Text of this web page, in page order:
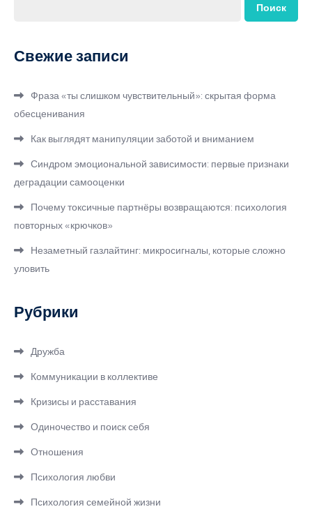
Поиск
Свежие записи
Фраза «ты слишком чувствительный»: скрытая форма
обесценивания
Как выглядят манипуляции заботой и вниманием
Синдром эмоциональной зависимости: первые признаки
деградации самооценки
Почему токсичные партнёры возвращаются: психология
повторных «крючков»
Незаметный газлайтинг: микросигналы, которые сложно
уловить
Рубрики
Дружба
Коммуникации в коллективе
Кризисы и расставания
Одиночество и поиск себя
Отношения
Психология любви
Психология семейной жизни